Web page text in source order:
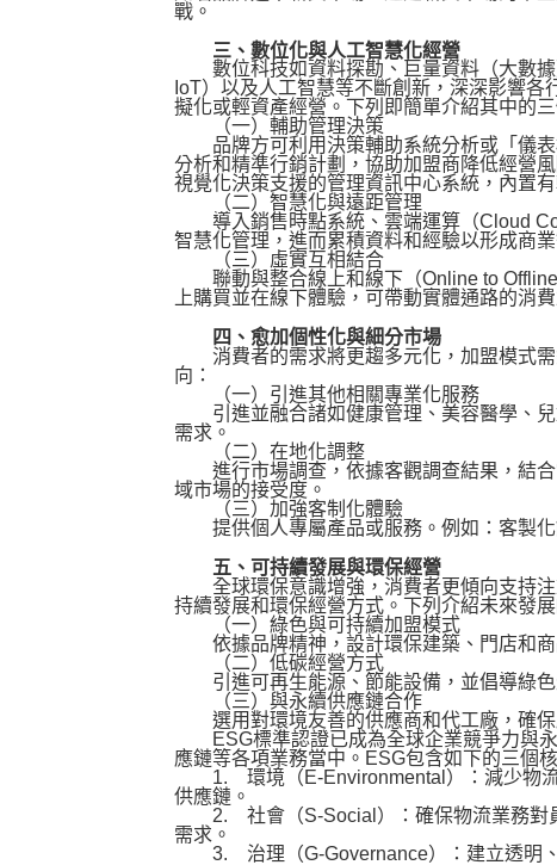
戰。
三、數位化與人工智慧化經營
數位科技如資料探勘、巨量資料（大數據
IoT）以及人工智慧等不斷創新，深深影響
擬化或輕資產經營。下列即簡單介紹其中的三
（一）輔助管理決策
品牌方可利用決策輔助系統分析或「儀表
分析和精準行銷計劃，協助加盟商降低經營
視覺化決策支援的管理資訊中心系統，內置
（二）智慧化與遠距管理
導入銷售時點系統、雲端運算（Cloud
智慧化管理，進而累積資料和經驗以形成商
（三）虛實互相結合
聯動與整合線上和線下（Online to Offline
上購買並在線下體驗，可帶動實體通路的消
四、愈加個性化與細分市場
消費者的需求將更趨多元化，加盟模式需
向：
（一）引進其他相關專業化服務
引進並融合諸如健康管理、美容醫學、兒
需求。
（二）在地化調整
進行市場調查，依據客觀調查結果，結合
域市場的接受度。
（三）加強客制化體驗
提供個人專屬產品或服務。例如：客製化
五、可持續發展與環保經營
全球環保意識增強，消費者更傾向支持注
持續發展和環保經營方式。下列介紹未來發展
（一）綠色與可持續加盟模式
依據品牌精神，設計環保建築、門店和商
（二）低碳經營方式
引進可再生能源、節能設備，並倡導綠色
（三）與永續供應鏈合作
選用對環境友善的供應商和代工廠，確保
ESG標準認證已成為全球企業競爭力與永
應鏈等各項業務當中。ESG包含如下的三個核
1. 環境（E-Environmental）：減少物流
供應鏈。
2. 社會（S-Social）：確保物流業務對員
需求。
3. 治理（G-Governance）：建立透明、